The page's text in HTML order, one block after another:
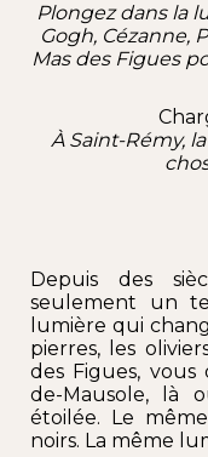
Plongez dans la
Gogh, Cézanne,
Mas des Figues
À Saint-Rémy,
Depuis des
seulement un
lumière qui
pierres, les
des Figues,
de-Mausole, là
étoilée. Le
noirs. La même